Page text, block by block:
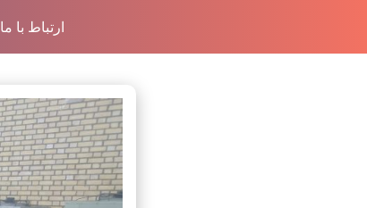
ارتباط با ما